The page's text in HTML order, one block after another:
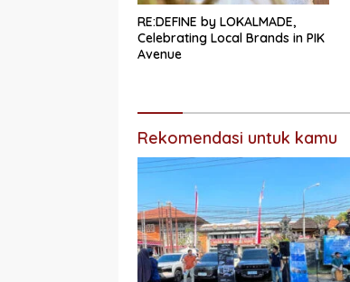
RE:DEFINE by LOKALMADE,
Celebrating Local Brands in PIK
Avenue
Rekomendasi untuk kamu